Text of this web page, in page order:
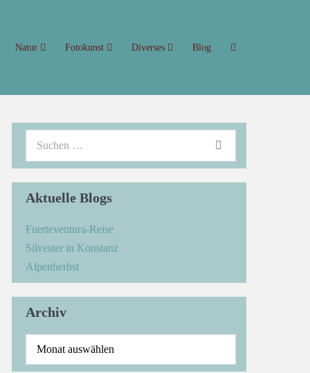
Natur Fotokunst Diverses Blog
Aktuelle Blogs
Fuerteventura-Reise
Silvester in Konstanz
Alpenherbst
Archiv